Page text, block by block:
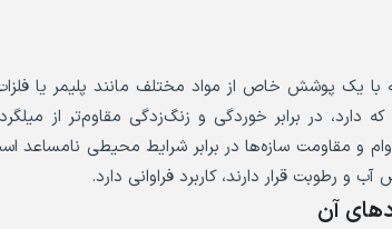
با یک پوشش خاص از مواد مختلف مانند پلیمر یا
دارد، در برابر خوردگی و زنگ‌زدگی مقاوم‌تر از
و مقاومت سازه‌ها در برابر شرایط محیطی نامساعد
و رطوبت قرار دارند، کاربرد فراوانی دارد.
آن